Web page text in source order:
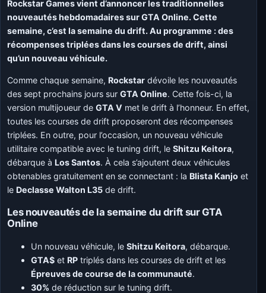
Rockstar Games vient d’annoncer les traditionnelles
nouveautés hebdomadaires sur GTA Online. Cette
semaine, c’est la semaine du drift. Au programme : des
récompenses triplées dans les courses de drift, ainsi
qu’un nouveau véhicule.
Comme chaque semaine, Rockstar dévoile les nouveautés
des sept prochains jours surGTA Online. Cette fois-ci, la
version multijoueur deGTA V met le drift à l’honneur. En effet,
toutes les courses de drift proposeront des récompenses
triplées. En outre, pour l’occasion, un nouveau véhicule
utilitaire compatible avec le tuning drift, leShitzu Keitora,
débarque à Los Santos. À cela s’ajoutent deux véhicules
obtenables gratuitement en se connectant : la Blista Kanjo et
le Declasse Walton L35 de drift.
Les nouveautés de la semaine du drift sur GTA
Online
Un nouveau véhicule, leShitzu Keitora, débarque.
GTA$ et RP triplés dans les courses de drift et les
Épreuves de course de la communauté.
30% de réduction sur le tuning drift.